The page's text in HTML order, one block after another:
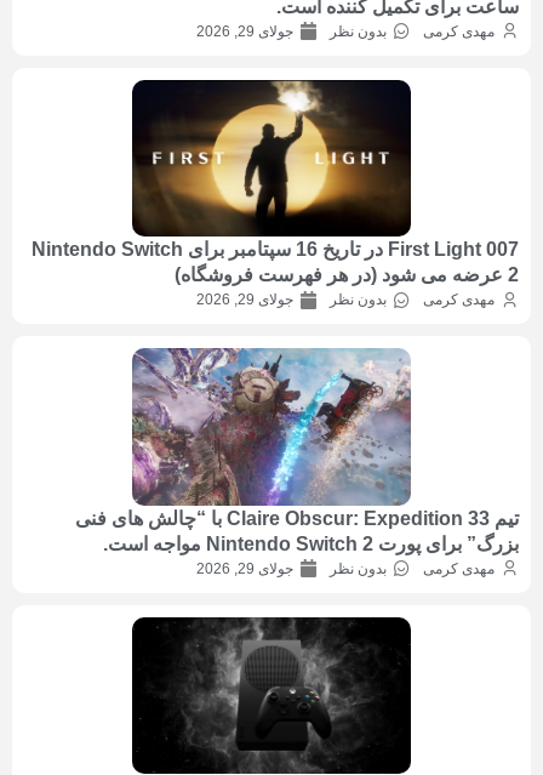
ساعت برای تکمیل کننده است.
مهدی کرمی بدون نظر جولای 29, 2026
007 First Light در تاریخ 16 سپتامبر برای Nintendo Switch
2 عرضه می شود (در هر فهرست فروشگاه)
مهدی کرمی بدون نظر جولای 29, 2026
تیم Claire Obscur: Expedition 33 با “چالش های فنی
بزرگ” برای پورت Nintendo Switch 2 مواجه است.
مهدی کرمی بدون نظر جولای 29, 2026